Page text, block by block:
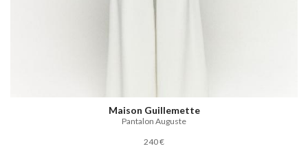
Maison Guillemette
Pantalon Auguste
240 €